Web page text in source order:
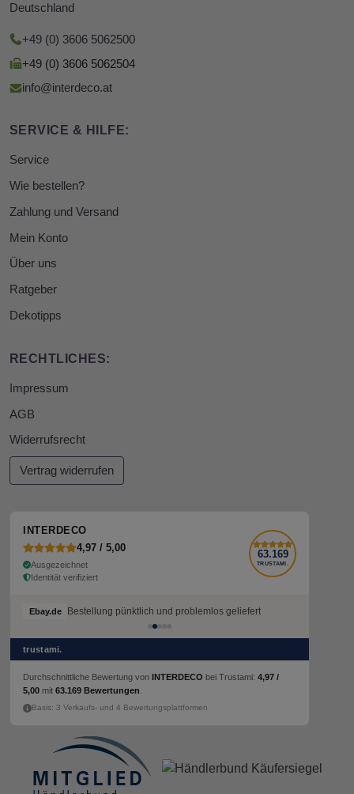
Deutschland
+49 (0) 3606 5062500
+49 (0) 3606 5062504
info@interdeco.at
SERVICE & HILFE:
Service
Wie bestellen?
Zahlung und Versand
Mein Konto
Über uns
Ratgeber
Dekotipps
RECHTLICHES:
Impressum
AGB
Widerrufsrecht
Vertrag widerrufen
INTERDECO
4,97 / 5,00
Ausgezeichnet
Identität verifiziert
63.169
TRUSTAMI.
Ebay.de Bestellung pünktlich und problemlos geliefert
trustami.
Durchschnittliche Bewertung von INTERDECO bei Trustami: 4,97 /
5,00 mit 63.169 Bewertungen
Basis: 3 Verkaufs- und 4 Bewertungsplattformen